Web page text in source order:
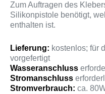
Zum Auftragen des
Silikonpistole benötigt,
enthalten ist.
Lieferung: kostenlos; für
vorgefertigt
Wasseranschluss
Stromanschluss
Stromverbrauch: ca.